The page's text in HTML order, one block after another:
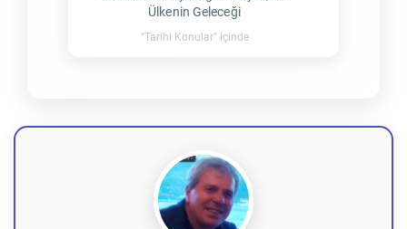
Ülkenin Geleceği
"Tarihi Konular" içinde